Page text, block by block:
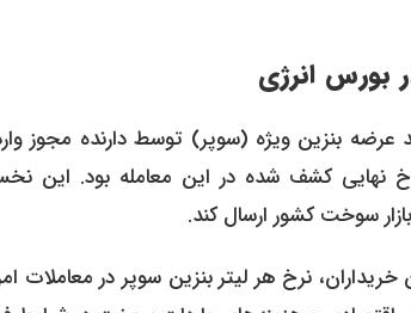
بورس انرژی
نهایی کشف شده در این معامله بود. این
سوخت کشور ارسال کند.